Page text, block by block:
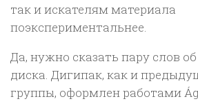
так и искателям материала
поэкспериментальнее.
Да, нужно сказать пару слов
диска. Дигипак, как и
группы, оформлен работами